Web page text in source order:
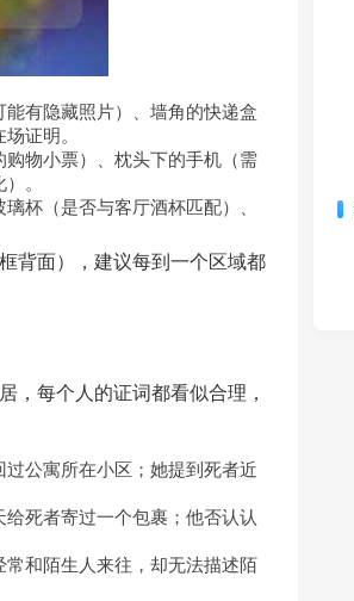
有隐藏照片）、墙角的快递盒
证明。
物小票）、枕头下的手机（需
。
杯（是否与客厅酒杯匹配）、
背面），建议每到一个区域都
，每个人的证词都看似合理，
公寓所在小区；她提到死者近
死者寄过一个包裹；他否认认
和陌生人来往，却无法描述陌